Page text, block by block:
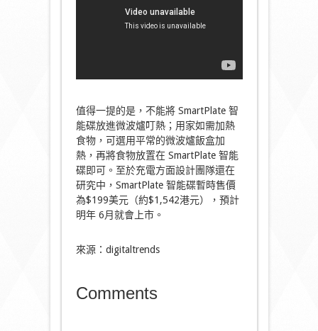
值得一提的是，不能將 SmartPlate 智
能碟放進微波爐叮熱；用家如需加熱
食物，可選用平常的微波爐飯盒加
熱，再將食物放置在 SmartPlate 智能
碟即可。至於充電方面設計團隊還在
研究中，SmartPlate 智能碟暫時售價
為$199美元（約$1,542港元），預計
明年 6月就會上市。
來源：digitaltrends
Comments